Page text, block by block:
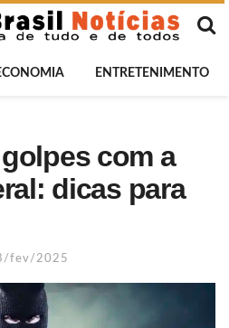
ENTRETENIMENTO
com a
dicas para
fev/2025